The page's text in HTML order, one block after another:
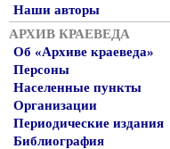
Наши авторы
АРХИВ КРАЕВЕДА
Об «Архиве краеведа»
Персоны
Населенные пункты
Организации
Периодические издания
Библиография